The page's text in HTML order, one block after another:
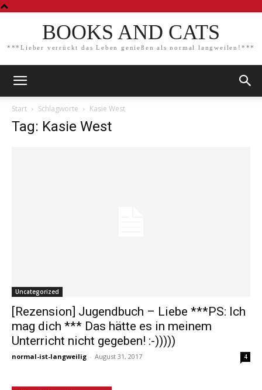
BOOKS AND CATS
***Lieber verrückt das Leben genießen als normal langweilen!***
Start Schlagworte Kasie West
Tag: Kasie West
Uncategorized
[Rezension] Jugendbuch – Liebe ***PS: Ich
mag dich *** Das hätte es in meinem
Unterricht nicht gegeben! :-)))))
normal-ist-langweilig - August 31, 2017 4